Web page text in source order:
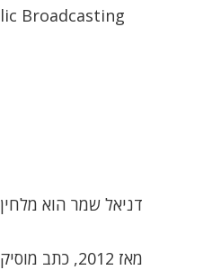
Broadcasting
דניאל שמר הוא
מאז 2012, כתב מוסיקה לקולנוע, טלוויזיה, תיאטרון ותעשיית המשחקים